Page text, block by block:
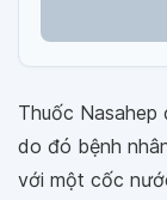
Thuốc
do đó bệnh
với một cốc